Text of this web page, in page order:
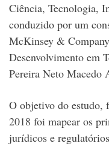
Ciência, Tecnologia,
conduzido por um
McKinsey &
Desenvolvimento em
Pereira Neto Macedo
O objetivo do estudo,
2018 foi mapear os
jurídicos e